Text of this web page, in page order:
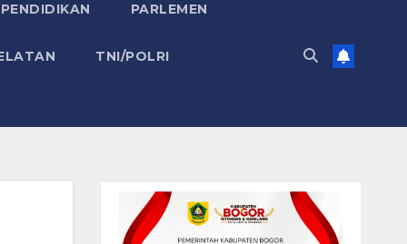
PENDIDIKAN PARLEMEN
TNI/POLRI